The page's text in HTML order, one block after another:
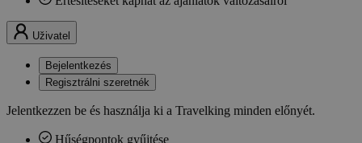
Uživatel
Bejelentkezés
Regisztrálni szeretnék
Jelentkezzen be és használja ki a Travelking minden előnyét.
Hűségpontok gyűjtése